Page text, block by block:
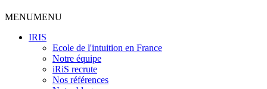
MENUMENU
IRIS
Ecole de l'intuition en France
Notre équipe
iRiS recrute
Nos références